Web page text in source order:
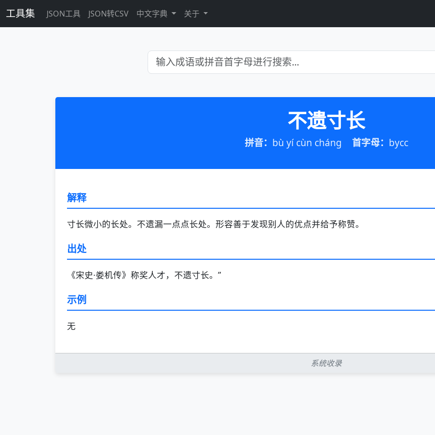
工具集 JSON工具 JSON转CSV 中文字典 关于
不遗寸长
拼音： bù yí cùn cháng 首字母： bycc
解释
寸长微小的长处。不遗漏一点点长处。形容善于发现别人的优点并给予称赞。
出处
《宋史·娄机传》称奖人才，不遗寸长。”
示例
无
系统收录